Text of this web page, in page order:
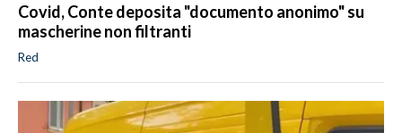
Covid, Conte deposita "documento anonimo" su
mascherine non filtranti
Red